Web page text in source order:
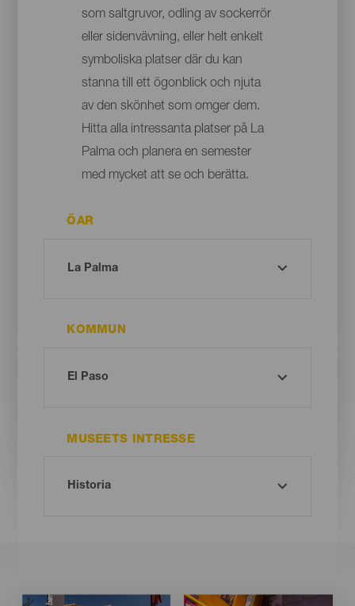
som saltgruvor, odling av sockerrör
eller sidenvävning, eller helt enkelt
symboliska platser där du kan
stanna till ett ögonblick och njuta
av den skönhet som omger dem.
Hitta alla intressanta platser på La
Palma och planera en semester
med mycket att se och berätta.
ÖAR
KOMMUN
MUSEETS INTRESSE
Imagen
Imagen
Imagen
Imagen